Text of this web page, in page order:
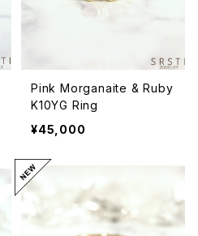
Pink Morganaite & Ruby
K10YG Ring
¥45,000